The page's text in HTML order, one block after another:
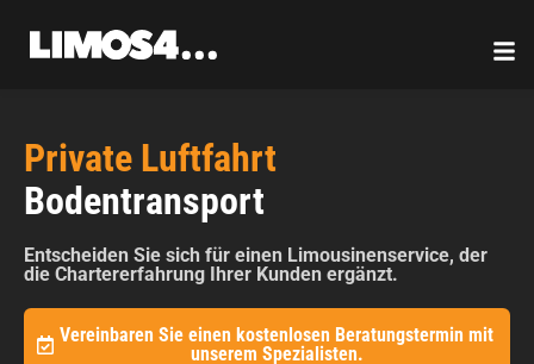
Inhalt
springen
Private Luftfahrt
Bodentransport
Entscheiden Sie sich für einen Limousinenservice, der
die Chartererfahrung Ihrer Kunden ergänzt.
Vereinbaren Sie einen kostenlosen Beratungstermin mit
unserem Spezialisten.